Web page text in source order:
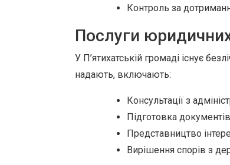
Контроль за
Послуги
У П’ятихатській громаді існує
надають, включають:
Консультації з
Підготовка
Представництво
Вирішення спорів з